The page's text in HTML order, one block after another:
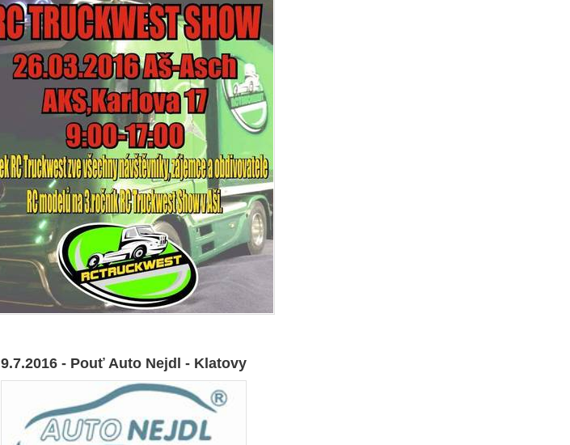
9.7.2016 - Pouť Auto Nejdl - Klatovy